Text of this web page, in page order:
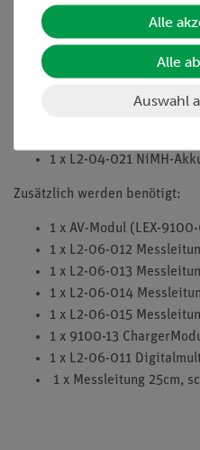
1 x 1800-04
1 x L2-04-102 NiZn-Akku
1 x L2-06-067
1 x L3-03-258 Infozettel
1 x L3-01-013 Deckel für
1 x L2-04-021 NiMH-
Zusätzlich werden benötigt:
1 x AV-Modul (LEX-
1 x L2-06-012
1 x L2-06-013
1 x L2-06-014
1 x L2-06-015
1 x 9100-13
1 x L2-06-011
1 x Messleitung 25cm,
Alle
Alle
Auswahl